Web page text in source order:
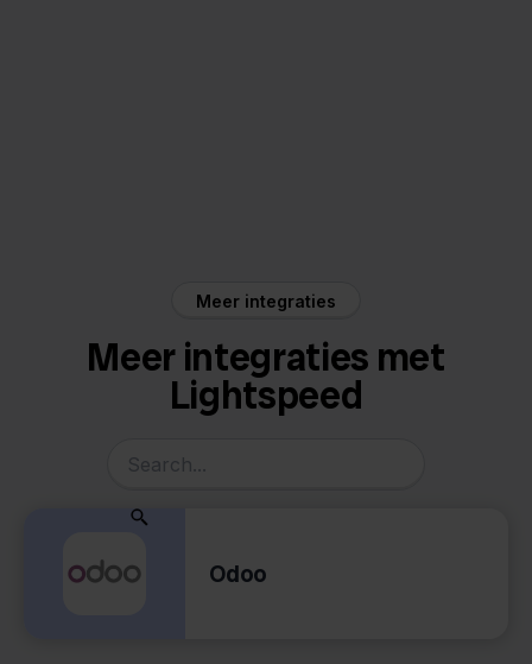
Meer integraties
Meer integraties met
Lightspeed
Odoo